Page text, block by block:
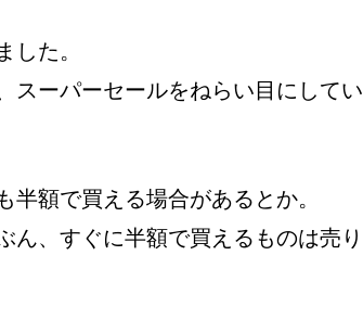
した。
スーパーセールをねらい目にしてい
額で買える場合があるとか。
ん、すぐに半額で買えるものは売り